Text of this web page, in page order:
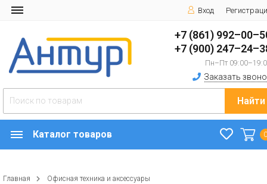
Вход
+7 (861)
+7 (900)
Пн–Пт
Заказать
Найти
Каталог товаров
Главная Офисная техника и аксессуары